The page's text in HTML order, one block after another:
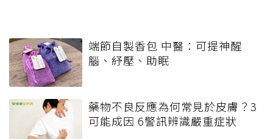
端節自製香包 中醫：可提神醒
腦、紓壓、助眠
藥物不良反應為何常見於皮膚？3
可能成因 6警訊辨識嚴重症狀